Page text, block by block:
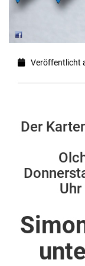
Veröffentlicht
Der